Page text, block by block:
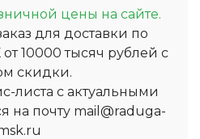
цены на сайте.
для доставки по
10000 тысяч рублей с
скидки.
листа с актуальными
на почту mail@raduga-